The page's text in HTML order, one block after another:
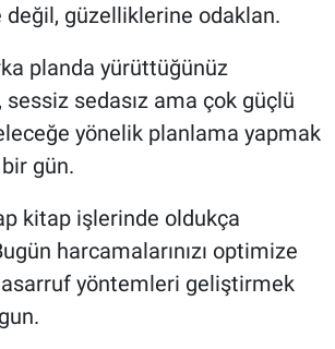
değil, güzelliklerine odaklan.
planda yürüttüğünüz
sessiz sedasız ama çok güçlü
yönelik planlama yapmak
gün.
kitap işlerinde oldukça
harcamalarınızı optimize
yöntemleri geliştirmek